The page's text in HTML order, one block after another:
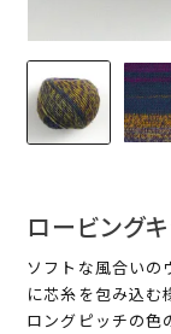
ロービング
ソフトな風合いの
に芯糸を包み込む
ロングピッチの色